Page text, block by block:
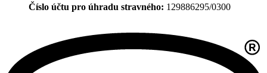
Číslo účtu pro úhradu stravného: 129886295/0300